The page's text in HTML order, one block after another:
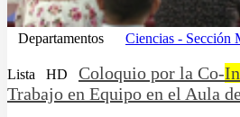
Departamentos Ciencias - Sección
Lista HD Coloquio por la Co-
Trabajo en Equipo en el Aula